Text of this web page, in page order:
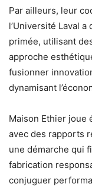
Par ailleurs, leur
l’Université Laval
primée, utilisant
approche
fusionner
dynamisant
Maison Ethier joue
avec des rapports
une démarche qui
fabrication
conjuguer